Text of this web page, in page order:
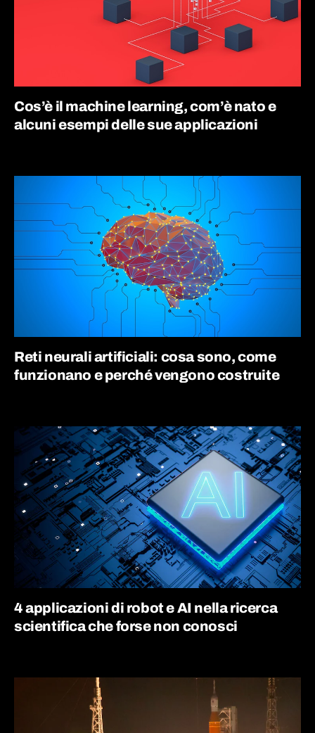
Cos’è il machine learning, com’è nato e
alcuni esempi delle sue applicazioni
Reti neurali artificiali: cosa sono, come
funzionano e perché vengono costruite
4 applicazioni di robot e AI nella ricerca
scientifica che forse non conosci